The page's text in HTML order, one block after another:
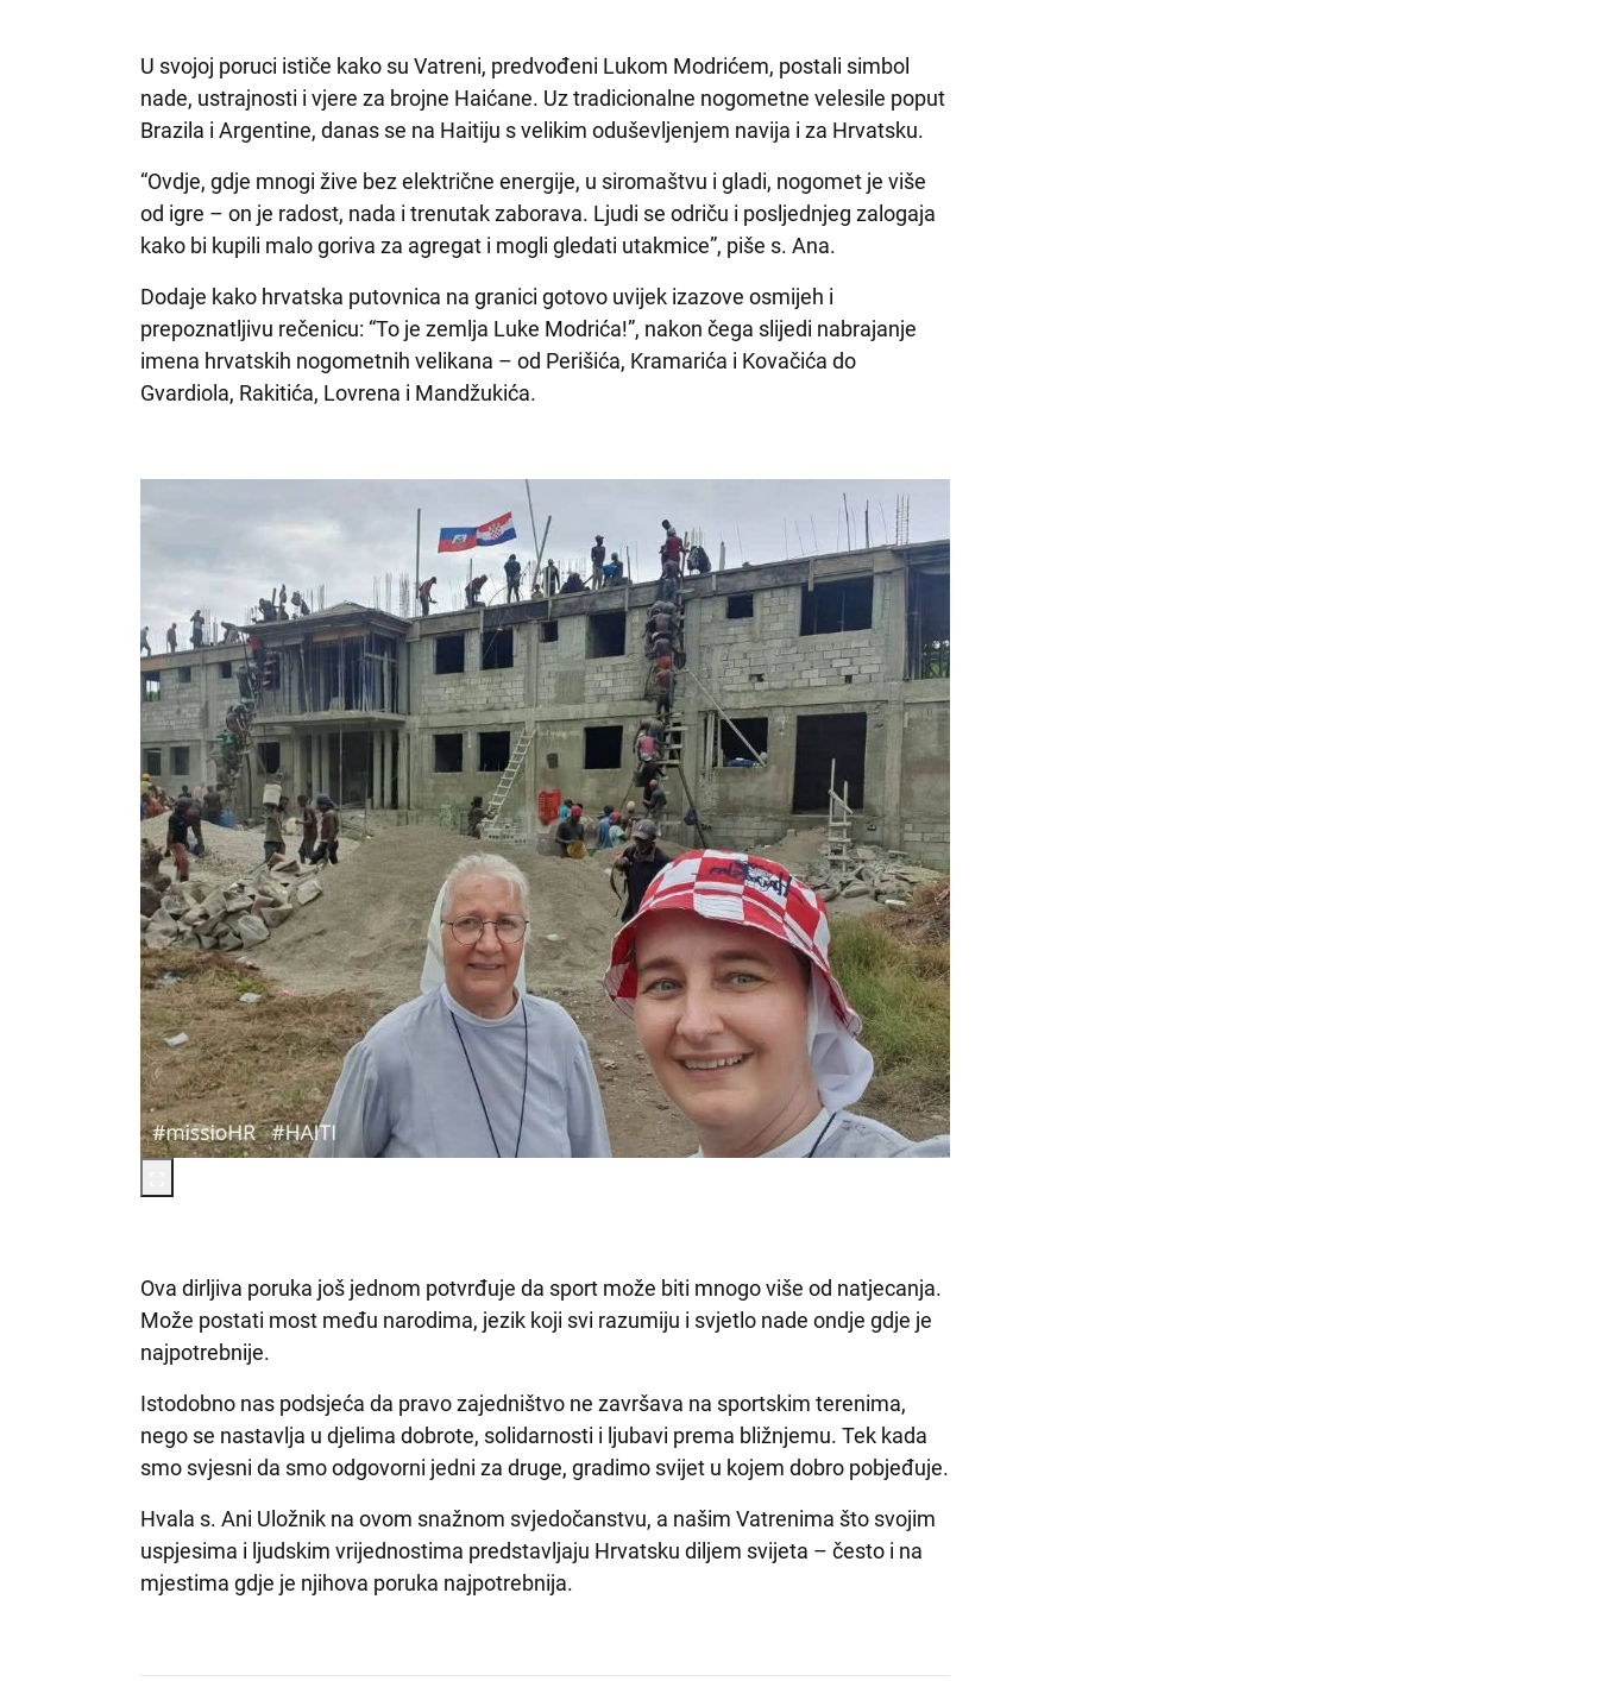
U svojoj poruci ističe kako su Vatreni, predvođeni Lukom Modrićem, postali simbol
nade, ustrajnosti i vjere za brojne Haićane. Uz tradicionalne nogometne velesile poput
Brazila i Argentine, danas se na Haitiju s velikim oduševljenjem navija i za Hrvatsku.
“Ovdje, gdje mnogi žive bez električne energije, u siromaštvu i gladi, nogomet je više
od igre – on je radost, nada i trenutak zaborava. Ljudi se odriču i posljednjeg zalogaja
kako bi kupili malo goriva za agregat i mogli gledati utakmice”, piše s. Ana.
Dodaje kako hrvatska putovnica na granici gotovo uvijek izazove osmijeh i
prepoznatljivu rečenicu: “To je zemlja Luke Modrića!”, nakon čega slijedi nabrajanje
imena hrvatskih nogometnih velikana – od Perišića, Kramarića i Kovačića do
Gvardiola, Rakitića, Lovrena i Mandžukića.
Ova dirljiva poruka još jednom potvrđuje da sport može biti mnogo više od natjecanja.
Može postati most među narodima, jezik koji svi razumiju i svjetlo nade ondje gdje je
najpotrebnije.
Istodobno nas podsjeća da pravo zajedništvo ne završava na sportskim terenima,
nego se nastavlja u djelima dobrote, solidarnosti i ljubavi prema bližnjemu. Tek kada
smo svjesni da smo odgovorni jedni za druge, gradimo svijet u kojem dobro pobjeđuje.
Hvala s. Ani Uložnik na ovom snažnom svjedočanstvu, a našim Vatrenima što svojim
uspjesima i ljudskim vrijednostima predstavljaju Hrvatsku diljem svijeta – često i na
mjestima gdje je njihova poruka najpotrebnija.